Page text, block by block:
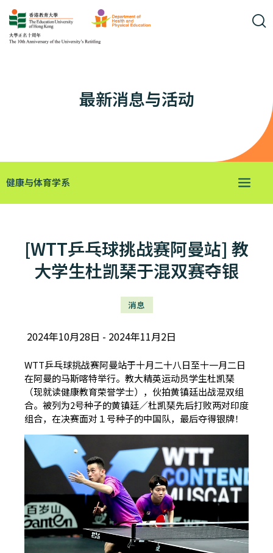
最新消息与活动
健康与体育学系
[WTT乒乓球挑战赛阿曼站] 教
大学生杜凯琹于混双赛夺银
消息
2024年10月28日 2024年11月2日
WTT乒乓球挑战赛阿曼站于十月二十八日至十一月二日
在阿曼的马斯喀特举行。教大精英运动员学生杜凯琹
（现就读健康教育荣誉学士），伙拍黄镇廷出战混双组
合。被列为2号种子的黄镇廷／杜凯琹先后打败两对印度
组合，在决赛面对１号种子的中国队，最后夺得银牌！